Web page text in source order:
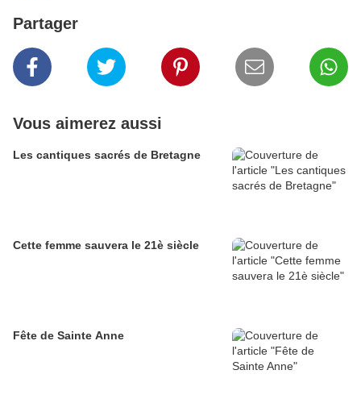
Partager
Vous aimerez aussi
Les cantiques sacrés de Bretagne
Cette femme sauvera le 21è siècle
Fête de Sainte Anne